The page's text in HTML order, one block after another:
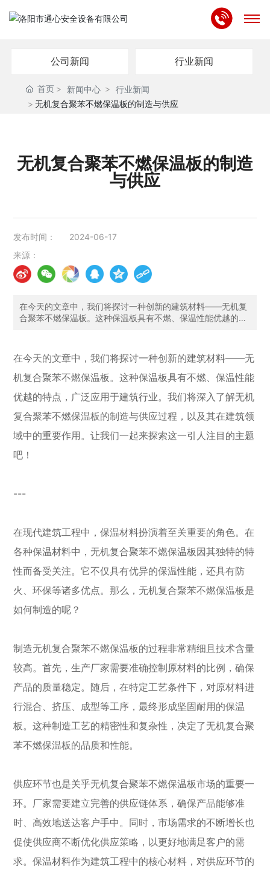
关于我们
联系我们
EN
公司新闻 行业新闻
首页 新闻中心
行业新闻
无机复合聚苯不燃保温板的制造与供应
无机复合聚苯不燃保温板的制造
与供应
发布时间：
2024-06-17
来源：
在今天的文章中，我们将探讨一种创新的建筑材料——无机复
合聚苯不燃保温板。这种保温板具有不燃、保温性能优越的特
让我们一起来探索这一引人注目的主题吧！---在现代建筑工程
中，保温材料扮演着至关重要的角色。在各种保温材料中，无
机复合聚苯不燃保温板因其独特的特性而备受关注。它不仅具
机复合聚苯不燃保温板是如何制造的呢？制造无机复合聚苯不
燃保温板的过程非常精细且技术含量较高。首先，生产厂家需
要准确控制原材料的比例，确保产品的质量稳定。随后，在特
定工艺条件下，对原材料进行混合、挤压、成型等工序，最终
形成坚固耐用的保温板。这种制造工艺的精密性和复杂性，决
定了无机复合聚苯不燃保温板的品质和性能。供应环节也是关
在今天的文章中，我们将探讨一种创新的建筑材料——无
机复合聚苯不燃保温板。这种保温板具有不燃、保温性能
优越的特点，广泛应用于建筑行业。我们将深入了解无机
复合聚苯不燃保温板的制造与供应过程，以及其在建筑领
域中的重要作用。让我们一起来探索这一引人注目的主题
吧！
---
在现代建筑工程中，保温材料扮演着至关重要的角色。在
各种保温材料中，无机复合聚苯不燃保温板因其独特的特
性而备受关注。它不仅具有优异的保温性能，还具有防
火、环保等诸多优点。那么，无机复合聚苯不燃保温板是
如何制造的呢？
制造无机复合聚苯不燃保温板的过程非常精细且技术含量
较高。首先，生产厂家需要准确控制原材料的比例，确保
产品的质量稳定。随后，在特定工艺条件下，对原材料进
行混合、挤压、成型等工序，最终形成坚固耐用的保温
板。这种制造工艺的精密性和复杂性，决定了无机复合聚
苯不燃保温板的品质和性能。
供应环节也是关乎无机复合聚苯不燃保温板市场的重要一
环。厂家需要建立完善的供应链体系，确保产品能够准
时、高效地送达客户手中。同时，市场需求的不断增长也
促使供应商不断优化供应策略，以更好地满足客户的需
求。保温材料作为建筑工程中的核心材料，对供应环节的